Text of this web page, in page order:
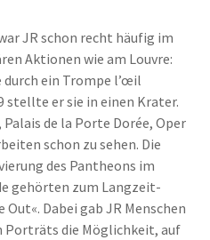
JR schon recht häufig im
Aktionen wie am Louvre:
durch ein Trompe l’œil
stellte er sie in einen Krater.
Palais de la Porte Dorée, Oper
schon zu sehen. Die
des Pantheons im
gehörten zum Langzeit-
Dabei gab JR Menschen
die Möglichkeit, auf